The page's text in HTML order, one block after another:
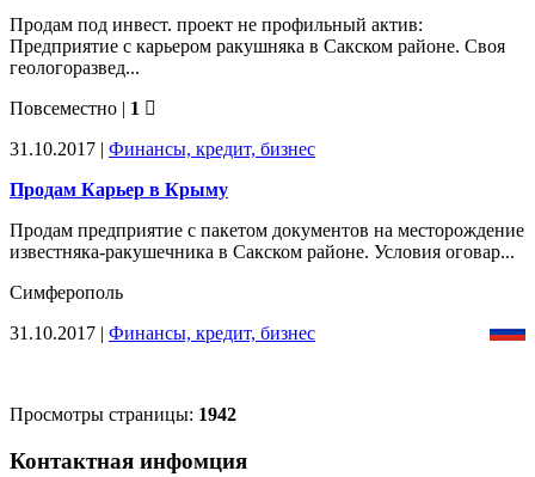
Продам под инвест. проект не профильный актив:
Предприятие с карьером ракушняка в Сакском районе. Своя
геологоразвед...
Повсеместно | 1
31.10.2017 | Финансы, кредит, бизнес
Продам Карьер в Крыму
Продам предприятие с пакетом документов на месторождение
известняка-ракушечника в Сакском районе. Условия оговар...
Симферополь
31.10.2017 | Финансы, кредит, бизнес
Просмотры страницы: 1942
Контактная инфомция